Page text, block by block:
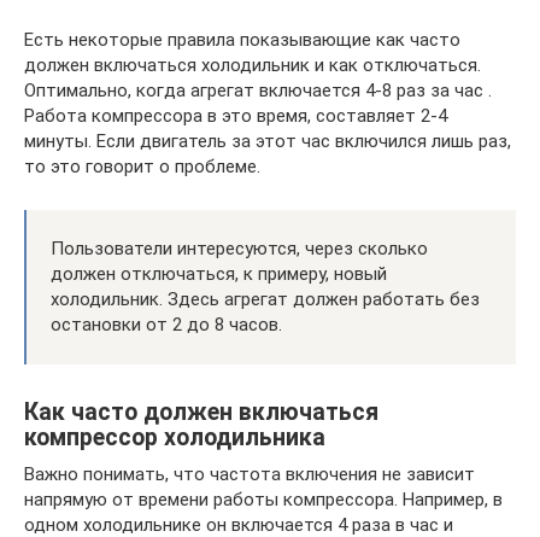
Есть некоторые правила показывающие как часто
должен включаться холодильник и как отключаться.
Оптимально, когда агрегат включается 4-8 раз за час .
Работа компрессора в это время, составляет 2-4
минуты. Если двигатель за этот час включился лишь раз,
то это говорит о проблеме.
Пользователи интересуются, через сколько
должен отключаться, к примеру, новый
холодильник. Здесь агрегат должен работать без
остановки от 2 до 8 часов.
Как часто должен включаться
компрессор холодильника
Важно понимать, что частота включения не зависит
напрямую от времени работы компрессора. Например, в
одном холодильнике он включается 4 раза в час и